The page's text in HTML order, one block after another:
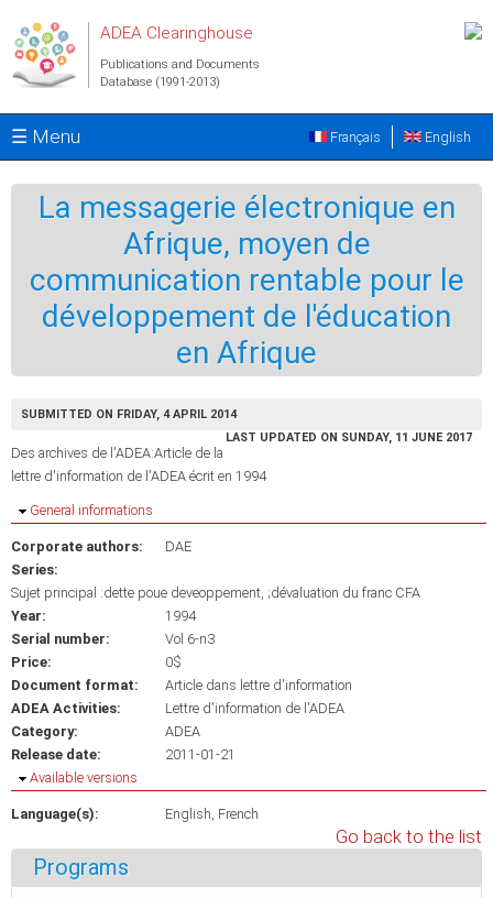
ADEA Clearinghouse
Publications and Documents
Database (1991-2013)
☰ Menu English
Français
La messagerie électronique en
Afrique, moyen de
communication rentable pour le
développement de l'éducation
en Afrique
SUBMITTED ON FRIDAY, 4 APRIL 2014
LAST UPDATED ON SUNDAY, 11 JUNE 2017
Des archives de l'ADEA:Article de la
lettre d'information de l'ADEA écrit en 1994
Hide
General informations
Corporate authors:
DAE
Series:
Sujet principal :dette poue deveoppement, ;dévaluation du franc CFA
Year:
1994
Serial number:
Vol 6-n3
Price:
0$
Document format:
Article dans lettre d'information
ADEA Activities:
Lettre d'information de l'ADEA
Category:
ADEA
Release date:
2011-01-21
Hide
Available versions
Language(s): English French
Go back to the list
Programs